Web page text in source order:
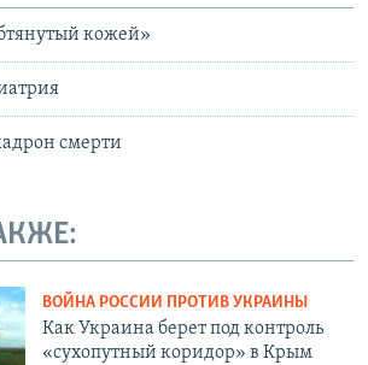
кожей»
смерти
ВОЙНА РОССИИ ПРОТИВ УКРАИНЫ
Как Украина берет под контроль
«сухопутный коридор» в Крым